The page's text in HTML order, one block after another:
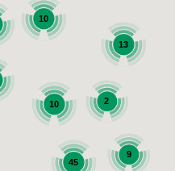
13
10
9
45
10 2